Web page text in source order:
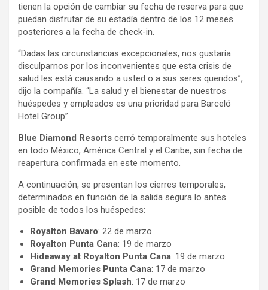
tienen la opción de cambiar su fecha de reserva para que
puedan disfrutar de su estadía dentro de los 12 meses
posteriores a la fecha de check-in.
“Dadas las circunstancias excepcionales, nos gustaría
disculparnos por los inconvenientes que esta crisis de
salud les está causando a usted o a sus seres queridos”,
dijo la compañía. “La salud y el bienestar de nuestros
huéspedes y empleados es una prioridad para Barceló
Hotel Group”.
Blue Diamond Resorts cerró temporalmente sus hoteles
en todo México, América Central y el Caribe, sin fecha de
reapertura confirmada en este momento.
A continuación, se presentan los cierres temporales,
determinados en función de la salida segura lo antes
posible de todos los huéspedes:
Royalton Bavaro: 22 de marzo
Royalton Punta Cana: 19 de marzo
Hideaway at Royalton Punta Cana: 19 de marzo
Grand Memories Punta Cana: 17 de marzo
Grand Memories Splash: 17 de marzo